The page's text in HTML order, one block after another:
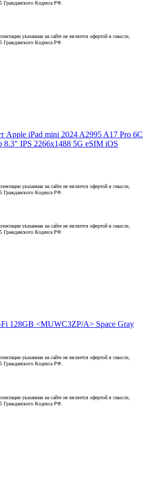
Гражданского Кодекса РФ.
указанная на сайте не является офертой в смысле,
Гражданского Кодекса РФ.
Apple iPad mini 2024 A2995 A17 Pro 6С
IPS 2266x1488 5G eSIM iOS
указанная на сайте не является офертой в смысле,
Гражданского Кодекса РФ.
указанная на сайте не является офертой в смысле,
Гражданского Кодекса РФ.
128GB <MUWC3ZP/A> Space Gray
указанная на сайте не является офертой в смысле,
Гражданского Кодекса РФ.
указанная на сайте не является офертой в смысле,
Гражданского Кодекса РФ.